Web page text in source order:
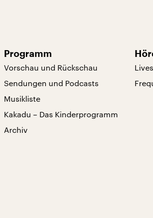
Programm
Vorschau und Rückschau
Sendungen und Podcasts
Musikliste
Kakadu – Das Kinderprogramm
Archiv